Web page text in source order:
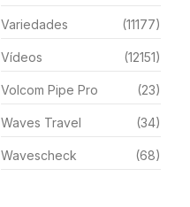
Variedades (11177)
Vídeos (12151)
Volcom Pipe Pro (23)
Waves Travel (34)
Wavescheck (68)